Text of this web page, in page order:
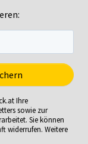
Ihre
sowie zur
Sie können
widerrufen. Weitere